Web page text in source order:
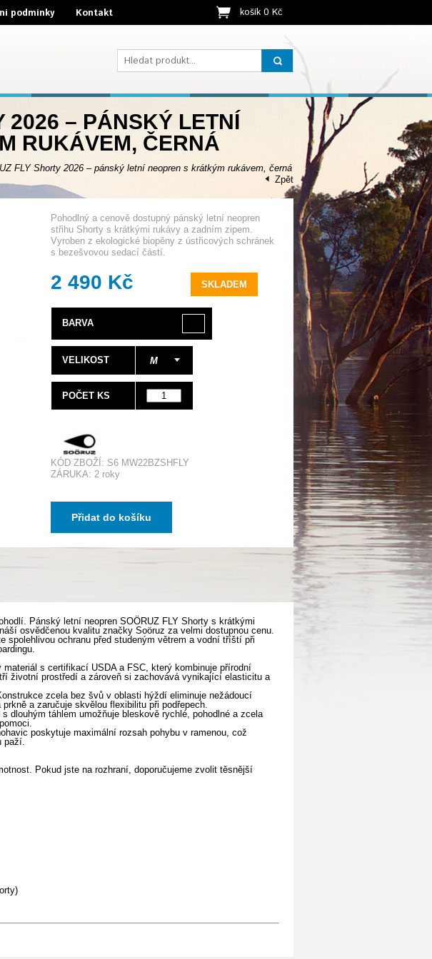
podmínky Kontakt košík 0 Kč
2026 – PÁNSKÝ LETNÍ
RUKÁVEM, ČERNÁ
FLY Shorty 2026 – pánský letní neopren s krátkým rukávem, černá
Zpět
Pohodlný a cenově dostupný pánský letní neopren
střihu Shorty s krátkými rukávy a zadním zipem.
Vyroben z ekologické biopěny z ústřicových schránek
s bezešvovou sedací částí.
2 490 Kč SKLADEM
BARVA
VELIKOST M
POČET KS
KÓD ZBOŽÍ: S6 MW22BZSHFLY
ZÁRUKA: 2 roky
Přidat do košíku
Pánský letní neopren SOÖRUZ FLY Shorty s krátkými
osvědčenou kvalitu značky Soöruz za velmi dostupnou cenu.
spolehlivou ochranu před studeným větrem a vodní tříští při
s certifikací USDA a FSC, který kombinuje přírodní
životní prostředí a zároveň si zachovává vynikající elasticitu a
zcela bez švů v oblasti hýždí eliminuje nežádoucí
a zaručuje skvělou flexibilitu při podřepech.
dlouhým táhlem umožňuje bleskově rychlé, pohodlné a zcela
poskytuje maximální rozsah pohybu v ramenou, což
paží.
Pokud jste na rozhraní, doporučujeme zvolit těsnější